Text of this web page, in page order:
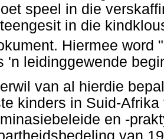
speel in die
in die
Hiermee word
'n leidinggewende
van al hierdie
kinders in Suid-
en -
van